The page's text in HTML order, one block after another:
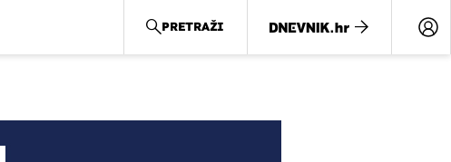
PRETRAŽI